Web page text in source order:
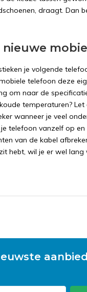
draagt. Dan
je volgende
telefoon deze
om naar de
temperaturen?
wanneer je veel
telefoon vanzelf op
van de kabel
hebt, wil je er wel lang